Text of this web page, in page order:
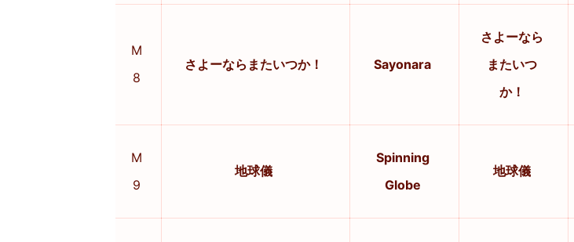
M
8
さよーならまたいつか！ Sayonara
さよーなら
またいつ
か！
M
9
地球儀
Spinning
Globe
地球儀